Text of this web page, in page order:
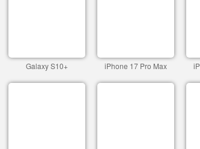
Galaxy S10+ iPhone 17 Pro Max